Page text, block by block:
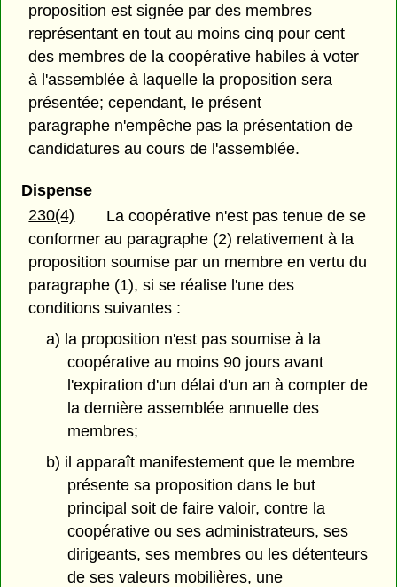
proposition est signée par des membres
représentant en tout au moins cinq pour cent
des membres de la coopérative habiles à voter
à l'assemblée à laquelle la proposition sera
présentée; cependant, le présent
paragraphe n'empêche pas la présentation de
candidatures au cours de l'assemblée.
Dispense
230(4)
La coopérative n'est pas tenue de se
conformer au paragraphe (2) relativement à la
proposition soumise par un membre en vertu du
paragraphe (1), si se réalise l'une des
conditions suivantes :
a) la proposition n'est pas soumise à la
coopérative au moins 90 jours avant
l'expiration d'un délai d'un an à compter de
la dernière assemblée annuelle des
membres;
b) il apparaît manifestement que le membre
présente sa proposition dans le but
principal soit de faire valoir, contre la
coopérative ou ses administrateurs, ses
dirigeants, ses membres ou les détenteurs
de ses valeurs mobilières, une